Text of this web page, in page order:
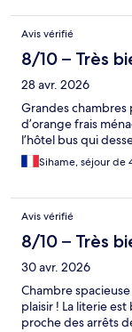
Avis vérifié
8/10 – Très
28 avr. 2026
Grandes
d’orange frais
l’hôtel bus qui
Sihame, séjour de
Avis vérifié
8/10 – Très
30 avr. 2026
Chambre
plaisir ! La literie
proche des arrêts